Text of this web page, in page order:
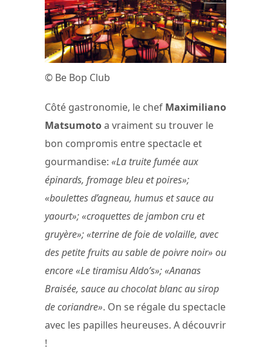
© Be Bop Club
Côté gastronomie, le chef Maximiliano
Matsumotoa vraiment su trouver le
bon compromis entre spectacle et
gourmandise: «La truite fumée aux
épinards, fromage bleu et poires»;
«boulettes d’agneau, humus et sauce au
yaourt»; «croquettes de jambon cru et
gruyère»; «terrine de foie de volaille, avec
des petite fruits au sable de poivre noir» ou
encore «Le tiramisu Aldo’s»; «Ananas
Braisée, sauce au chocolat blanc au sirop
de coriandre». On se régale du spectacle
avec les papilles heureuses. A découvrir
!